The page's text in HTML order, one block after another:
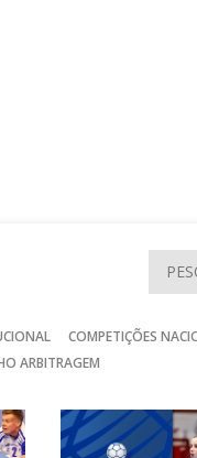
COMPETIÇÕES
ARBITRAGEM